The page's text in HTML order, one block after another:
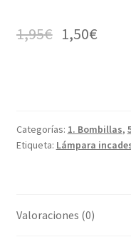
1,95€ 1,50€
Categorías: 1. Bombillas,
Etiqueta: Lámpara
Valoraciones (0)